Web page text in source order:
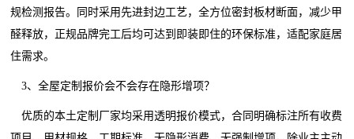
规检测报告。同时采用先进封边工艺，全方位密封板材断面，减少甲
醛释放，正规品牌完工后均可达到即装即住的环保标准，适配家庭居
住需求。
3、全屋定制报价会不会存在隐形增项？
优质的本土定制厂家均采用透明报价模式，合同明确标注所有收费